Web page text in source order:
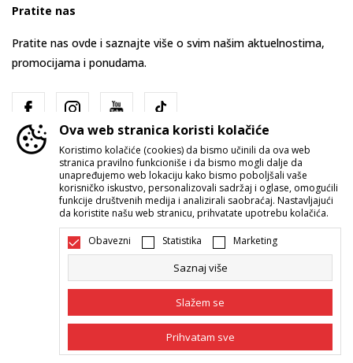
Pratite nas
Pratite nas ovde i saznajte više o svim našim aktuelnostima,
promocijama i ponudama.
Srbija Promenite
Nastojimo da budemo što precizniji u opisu proizvoda, prikazu slika i
samih cena, ali ne možemo garantovati da su sve informacije kompletne i
bez grešaka. Svi artikli prikazani na sajtu su deo naše ponude i ne
Ova web stranica koristi kolačiće
Koristimo kolačiće (cookies) da bismo učinili da ova web
stranica pravilno funkcioniše i da bismo mogli dalje da
unapređujemo web lokaciju kako bismo poboljšali vaše
korisničko iskustvo, personalizovali sadržaj i oglase, omogućili
funkcije društvenih medija i analizirali saobraćaj. Nastavljajući
da koristite našu web stranicu, prihvatate upotrebu kolačića.
Obavezni Statistika Marketing
Saznaj više
Slažem se
Prihvatam sve